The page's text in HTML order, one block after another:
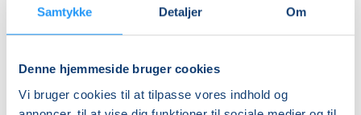
Samtykke Detaljer Om
Denne hjemmeside bruger cookies
Vi bruger cookies til at tilpasse vores indhold og
Få indsigt i mønstertilpasning, materialevalg og
forskellige syteknikker.
Bliv en del af et kreativt fællesskab, hvor du kan
udveksle idéer og hente inspiration fra andre
syentusiaster.
Betal med
Priser